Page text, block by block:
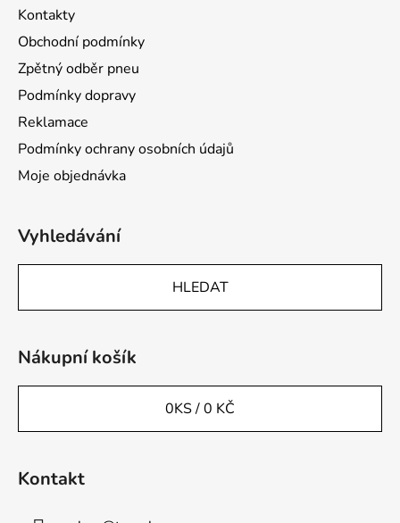
Kontakty
Obchodní podmínky
Zpětný odběr pneu
Podmínky dopravy
Reklamace
Podmínky ochrany osobních údajů
Moje objednávka
Vyhledávání
HLEDAT
Nákupní košík
0KS /0 KČ
Kontakt